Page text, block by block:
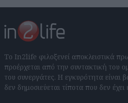
Το In2life φιλοξενεί αποκλειστικά
προέρχεται από την συντακτική του
του συνεργάτες. Η εγκυρότητα είναι
δεν δημοσιεύεται τίποτα που δεν έχει